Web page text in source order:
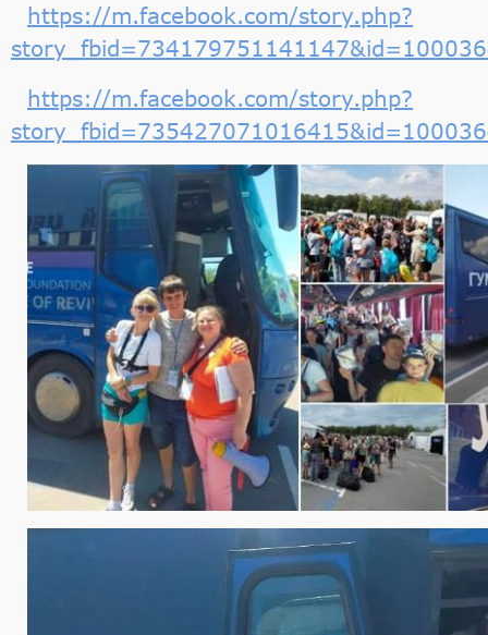
https://m.facebook.com/story.php?
https://m.facebook.com/story.php?